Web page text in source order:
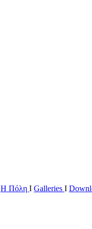
Η Πόλη Ι Galleries I